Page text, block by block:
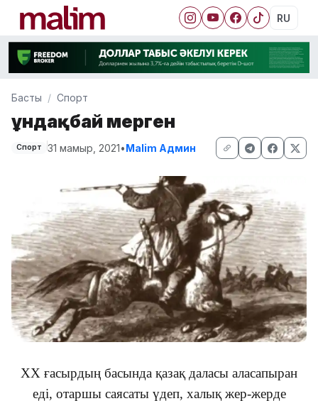
RU
Басты Спорт
Құндақбай мерген
Спорт 31 мамыр, 2021•Malim Админ
ХХ ғасырдың басында қазақ даласы аласапыран
еді, отаршы саясаты үдеп, халық жер-жерде